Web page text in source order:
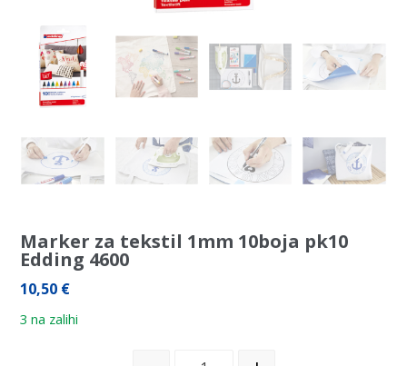
Marker za tekstil 1mm 10boja pk10
Edding 4600
10,50 €
3 na zalihi